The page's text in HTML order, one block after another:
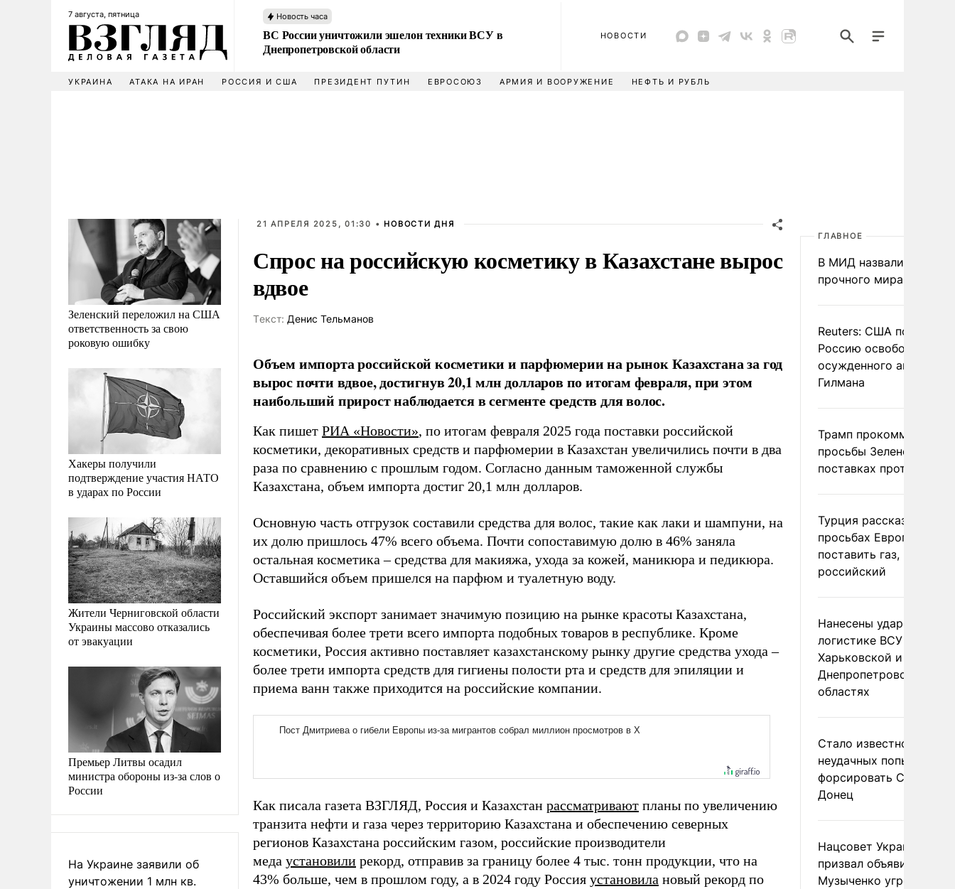
7 августа, пятница Новость часа
ВС России уничтожили эшелон техники ВСУ в
Днепропетровской области
НОВОСТИ
УКРАИНА АТАКА НА ИРАН РОССИЯ И США ПРЕЗИДЕНТ ПУТИН ЕВРОСОЮЗ АРМИЯ И ВООРУЖЕНИЕ НЕФТЬ И РУБЛЬ
Зеленский переложил на США
ответственность за свою
роковую ошибку
Хакеры получили
подтверждение участия НАТО
в ударах по России
Жители Черниговской области
Украины массово отказались
от эвакуации
Премьер Литвы осадил
министра обороны из-за слов о
России
На Украине заявили об
уничтожении 1 млн кв.
21 АПРЕЛЯ 2025, 01:30 • НОВОСТИ ДНЯ
Спрос на российскую косметику в Казахстане вырос
вдвое
Tекст: Денис Тельманов
Объем импорта российской косметики и парфюмерии на рынок Казахстана за год
вырос почти вдвое, достигнув 20,1 млн долларов по итогам февраля, при этом
наибольший прирост наблюдается в сегменте средств для волос.
Как пишет РИА «Новости», по итогам февраля 2025 года поставки российской
косметики, декоративных средств и парфюмерии в Казахстан увеличились почти в два
раза по сравнению с прошлым годом. Согласно данным таможенной службы
Казахстана, объем импорта достиг 20,1 млн долларов.
Основную часть отгрузок составили средства для волос, такие как лаки и шампуни, на
их долю пришлось 47% всего объема. Почти сопоставимую долю в 46% заняла
остальная косметика – средства для макияжа, ухода за кожей, маникюра и педикюра.
Оставшийся объем пришелся на парфюм и туалетную воду.
Российский экспорт занимает значимую позицию на рынке красоты Казахстана,
обеспечивая более трети всего импорта подобных товаров в республике. Кроме
косметики, Россия активно поставляет казахстанскому рынку другие средства ухода –
более трети импорта средств для гигиены полости рта и средств для эпиляции и
приема ванн также приходится на российские компании.
Как писала газета ВЗГЛЯД, Россия и Казахстан рассматривают планы по увеличению
транзита нефти и газа через территорию Казахстана и обеспечению северных
регионов Казахстана российским газом, российские производители
меда установили рекорд, отправив за границу более 4 тыс. тонн продукции, что на
43% больше, чем в прошлом году, а в 2024 году Россия установила новый рекорд по
ГЛАВНОЕ
В МИД назвали условия
прочного мира на
Reuters: США
Россию освободить
осужденного
Гилмана
Трамп
просьбы Зеленского о
поставках
Турция рассказала о
просьбах Европы
поставить газ, но не
российский
Нанесены удары по
логистике ВСУ в
Харьковской и
Днепропетровской
областях
Стало известно о
неудачных попытках
форсировать
Донец
Нацсовет Украины по
призвал объявить
Музыченко угрозой